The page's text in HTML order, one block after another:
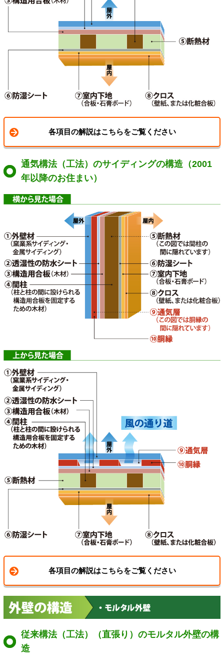
各項目の解説はこちらをご覧ください
通気構法（工法）のサイディングの構造（2001
年以降のお住まい）
各項目の解説はこちらをご覧ください
従来構法（工法）（直張り）のモルタル外壁の構
造